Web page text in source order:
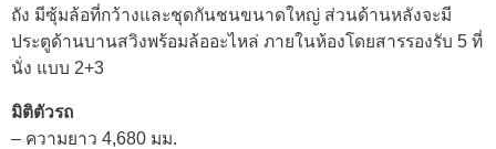
ถัง มีซุ้มล้อที่กว้างและชุดกันชนขนาดใหญ่ ส่วนด้านหลังจะมี
ประตูด้านบานสวิงพร้อมล้ออะไหล่ ภายในห้องโดยสารรองรับ 5 ที่
นั่ง แบบ 2+3
มิติตัวรถ
– ความยาว 4,680 มม.